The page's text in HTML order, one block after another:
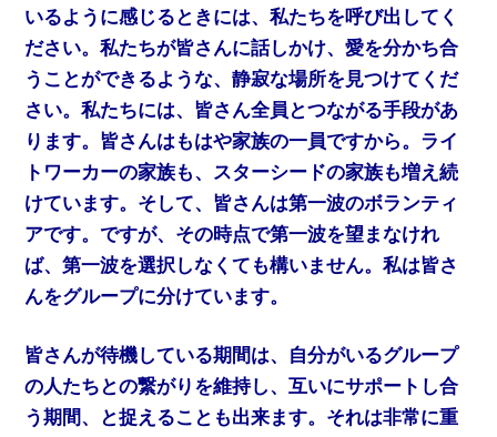
いるように感じるときには、私たちを呼び出してく
ださい。私たちが皆さんに話しかけ、愛を分かち合
うことができるような、静寂な場所を見つけてくだ
さい。私たちには、皆さん全員とつながる手段があ
ります。皆さんはもはや家族の一員ですから。ライ
トワーカーの家族も、スターシードの家族も増え続
けています。そして、皆さんは第一波のボランティ
アです。ですが、その時点で第一波を望まなけれ
ば、第一波を選択しなくても構いません。私は皆さ
んをグループに分けています。
皆さんが待機している期間は、自分がいるグループ
の人たちとの繋がりを維持し、互いにサポートし合
う期間、と捉えることも出来ます。それは非常に重